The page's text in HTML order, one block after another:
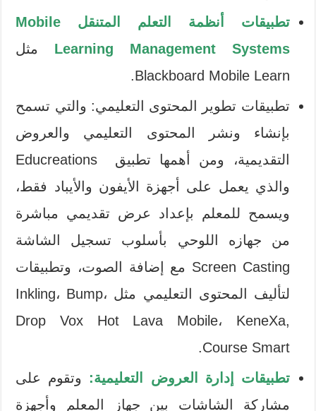
تطبيقات أنظمة التعلم المتنقل Mobile
Learning Management Systems مثل
Blackboard Mobile Learn.
تطبيقات تطوير المحتوى التعليمي: والتي تسمح
بإنشاء ونشر المحتوى التعليمي والعروض
التقديمية، ومن أهمها تطبيق Educreations
والذي يعمل على أجهزة الأيفون والأيباد فقط،
ويسمح للمعلم بإعداد عرض تقديمي مباشرة
من جهازه اللوحي بأسلوب تسجيل الشاشة
Screen Casting مع إضافة الصوت، وتطبيقات
لتأليف المحتوى التعليمي مثل Inkling، Bump،
Drop Vox Hot Lava Mobile، KeneXa,
Course Smart.
تطبيقات إدارة العروض التعليمية: وتقوم على
مشاركة الشاشات بين جهاز المعلم وأجهزة